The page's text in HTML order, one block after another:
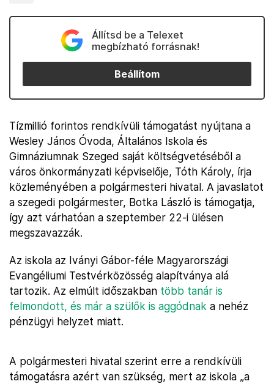
Állítsd be a Telexet
megbízható forrásnak!
Beállítom
Tízmillió forintos rendkívüli támogatást nyújtana a
Wesley János Óvoda, Általános Iskola és
Gimnáziumnak Szeged saját költségvetéséből a
város önkormányzati képviselője, Tóth Károly, írja
közleményében a polgármesteri hivatal. A javaslatot
a szegedi polgármester, Botka László is támogatja,
így azt várhatóan a szeptember 22-i ülésen
megszavazzák.
Az iskola az Iványi Gábor-féle Magyarországi
Evangéliumi Testvérközösség alapítványa alá
tartozik. Az elmúlt időszakban több tanár is
felmondott, és már a szülők is aggódnak a nehéz
pénzügyi helyzet miatt.
A polgármesteri hivatal szerint erre a rendkívüli
támogatásra azért van szükség, mert az iskola „a